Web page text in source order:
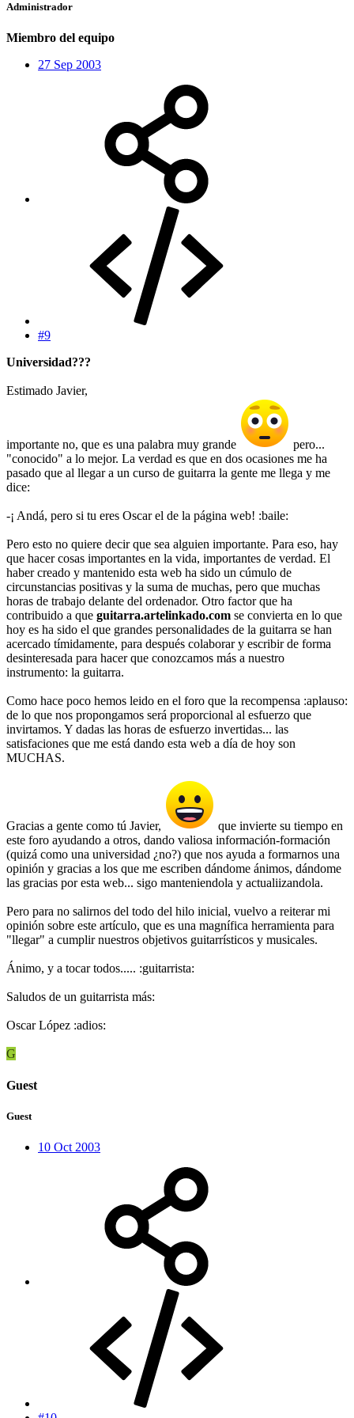
Administrador
Miembro del equipo
27 Sep 2003
#9
Universidad???
Estimado Javier,
importante no, que es una palabra muy grande
pero...
"conocido" a lo mejor. La verdad es que en dos ocasiones me ha
pasado que al llegar a un curso de guitarra la gente me llega y me
dice:
-¡ Andá, pero si tu eres Oscar el de la página web! :baile:
Pero esto no quiere decir que sea alguien importante. Para eso, hay
que hacer cosas importantes en la vida, importantes de verdad. El
haber creado y mantenido esta web ha sido un cúmulo de
circunstancias positivas y la suma de muchas, pero que muchas
horas de trabajo delante del ordenador. Otro factor que ha
contribuido a que guitarra.artelinkado.com se convierta en lo que
hoy es ha sido el que grandes personalidades de la guitarra se han
acercado tímidamente, para después colaborar y escribir de forma
desinteresada para hacer que conozcamos más a nuestro
instrumento: la guitarra.
Como hace poco hemos leido en el foro que la recompensa :aplauso:
de lo que nos propongamos será proporcional al esfuerzo que
invirtamos. Y dadas las horas de esfuerzo invertidas... las
satisfaciones que me está dando esta web a día de hoy son
MUCHAS.
Gracias a gente como tú Javier,
que invierte su tiempo en
este foro ayudando a otros, dando valiosa información-formación
(quizá como una universidad ¿no?) que nos ayuda a formarnos una
opinión y gracias a los que me escriben dándome ánimos, dándome
las gracias por esta web... sigo manteniendola y actualiizandola.
Pero para no salirnos del todo del hilo inicial, vuelvo a reiterar mi
opinión sobre este artículo, que es una magnífica herramienta para
"llegar" a cumplir nuestros objetivos guitarrísticos y musicales.
Ánimo, y a tocar todos..... :guitarrista:
Saludos de un guitarrista más:
Oscar López :adios:
G
Guest
Guest
10 Oct 2003